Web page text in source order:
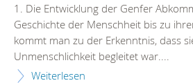
1. Die Entwicklung der Genfer
Geschichte der Menschheit bis zu
kommt man zu der Erkenntnis, dass
Unmenschlichkeit begleitet war....
Weiterlesen